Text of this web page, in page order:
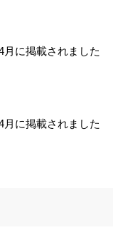
月に掲載されました
月に掲載されました